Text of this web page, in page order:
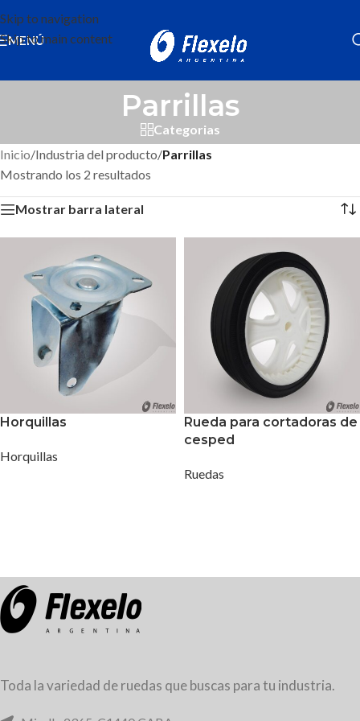
Skip to navigation
Skip to main content
MENÚ
Parrillas
Categorias
Inicio/Industria del producto/Parrillas
Mostrando los 2 resultados
Mostrar barra lateral
Horquillas
Horquillas
Rueda para cortadoras de
cesped
Ruedas
Toda la variedad de ruedas que buscas para tu industria.